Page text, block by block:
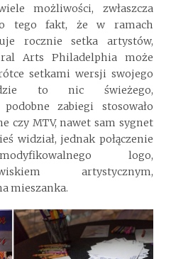
możliwości, zwłaszcza
tego fakt, że w ramach
rocznie setka artystów,
Arts Philadelphia może
setkami wersji swojego
to nic świeżego,
zabiegi stosowało
czy MTV, nawet sam sygnet
widział, jednak połączenie
logo,
artystycznym,
mieszanka.